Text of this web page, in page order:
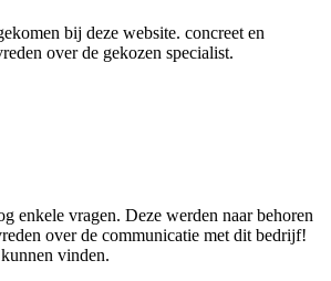
bij deze website. concreet en
over de gekozen specialist.
enkele vragen. Deze werden naar behoren
over de communicatie met dit bedrijf!
vinden.